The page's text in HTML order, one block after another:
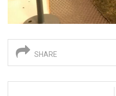
SHARE